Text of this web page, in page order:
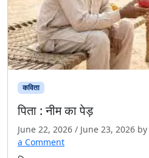
कविता
पिता : नीम का पेड़
June 22, 2026 / June 23, 2026 by
a Comment